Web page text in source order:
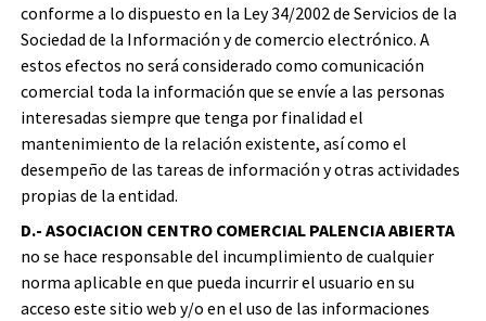
conforme a lo dispuesto en la Ley 34/2002 de Servicios de la
Sociedad de la Información y de comercio electrónico. A
estos efectos no será considerado como comunicación
comercial toda la información que se envíe a las personas
interesadas siempre que tenga por finalidad el
mantenimiento de la relación existente, así como el
desempeño de las tareas de información y otras actividades
propias de la entidad.
D.- ASOCIACION CENTRO COMERCIAL PALENCIA ABIERTA
no se hace responsable del incumplimiento de cualquier
norma aplicable en que pueda incurrir el usuario en su
acceso este sitio web y/o en el uso de las informaciones